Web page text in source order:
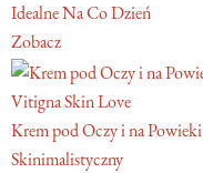
Idealne Na Co Dzień
Zobacz
Vitigna Skin Love
Krem pod Oczy i na Powieki
Skinimalistyczny